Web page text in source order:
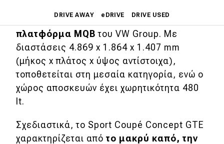
DRIVE AWAY eDRIVE DRIVE USED
Main navigation
Επικαιρότητα
Νέα μοντέλα
Πρωτότυπα
Κόσμος
κουπέ το οποίο βασίζεται στην
πλατφόρμα MQB του VW Group. Με
διαστάσεις 4.869 x 1.864 x 1.407 mm
(μήκος x πλάτος x ύψος αντίστοιχα),
τοποθετείται στη μεσαία κατηγορία, ενώ ο
χώρος αποσκευών έχει χωρητικότητα 480
lt.
Σχεδιαστικά, το Sport Coupé Concept GTE
χαρακτηρίζεται από το μακρύ καπό, την